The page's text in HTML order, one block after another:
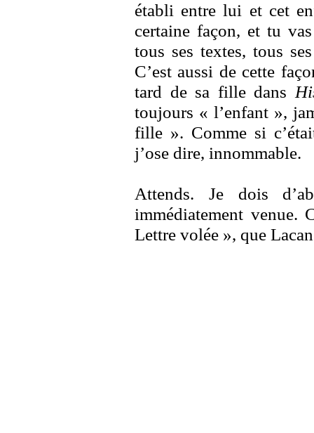
établi entre lui et cet
certaine façon, et tu
tous ses textes, tous
C’est aussi de cette
tard de sa fille dans
toujours « l’enfant »,
fille ». Comme si
j’ose dire, innommable.
Attends. Je dois
immédiatement venue.
Lettre volée », que